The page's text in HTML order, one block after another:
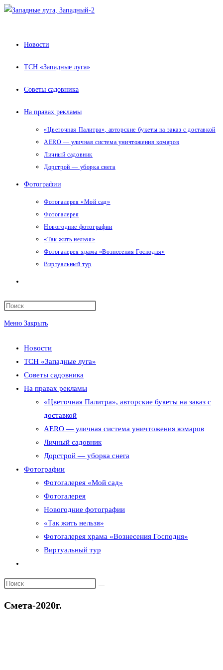
Перейти
Новости
ТСН «Западные луга»
Советы садовника
На правах рекламы
«Цветочная Палитра», авторские букеты на заказ с доставкой
AERO — уличная система уничтожения комаров
Личный садовник
Дорстрой — уборка снега
Фотографии
Фотогалерея «Мой сад»
Фотогалерея
Новогодние фотографии
«Так жить нельзя»
Фотогалерея храма «Вознесения Господня»
Виртуальный тур
поиск
по
веб-
сайту
Меню Закрыть
Новости
ТСН «Западные луга»
Советы садовника
На правах рекламы
«Цветочная Палитра», авторские букеты на заказ с
доставкой
AERO — уличная система уничтожения комаров
Личный садовник
Дорстрой — уборка снега
Фотографии
Фотогалерея «Мой сад»
Фотогалерея
Новогодние фотографии
«Так жить нельзя»
Фотогалерея храма «Вознесения Господня»
Виртуальный тур
по
веб-
Смета-2020г.